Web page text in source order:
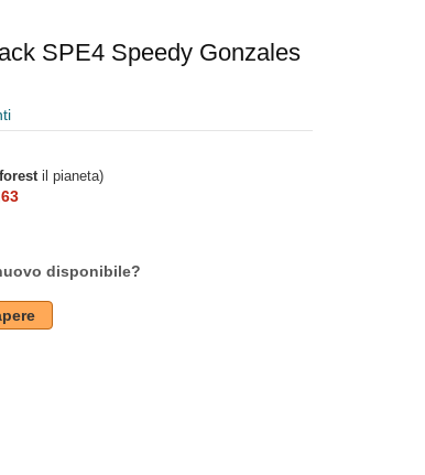
SPE4 Speedy Gonzales
il pianeta)
disponibile?